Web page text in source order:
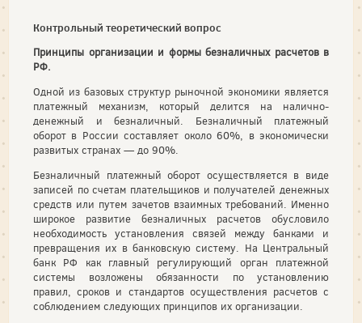
Контрольный теоретический вопрос
Принципы организации и формы безналичных расчетов в
РФ.
Одной из базовых структур рыночной экономики является
платежный механизм, который делится на налично-
денежный и безналичный. Безналичный платежный
оборот в России составляет около 60%, в экономически
развитых странах — до 90%.
Безналичный платежный оборот осуществляется в виде
записей по счетам плательщиков и получателей денежных
средств или путем зачетов взаимных требований. Именно
широкое развитие безналичных расчетов обусловило
необходимость установления связей между банками и
превращения их в банковскую систему. На Центральный
банк РФ как главный регулирующий орган платежной
системы возложены обязанности по установлению
правил, сроков и стандартов осуществления расчетов с
соблюдением следующих принципов их организации.